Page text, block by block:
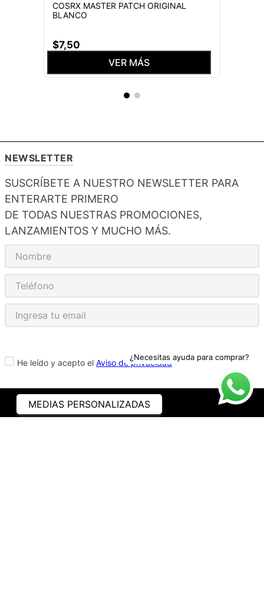
¿Necesitas ayuda para comprar?
COSRX MASTER PATCH ORIGINAL
BLANCO
$7,50
VER MÁS
NEWSLETTER
SUSCRÍBETE A NUESTRO NEWSLETTER PARA
ENTERARTE PRIMERO
DE TODAS NUESTRAS PROMOCIONES,
LANZAMIENTOS Y MUCHO MÁS.
He leído y acepto el Aviso de privacidad
MEDIAS PERSONALIZADAS